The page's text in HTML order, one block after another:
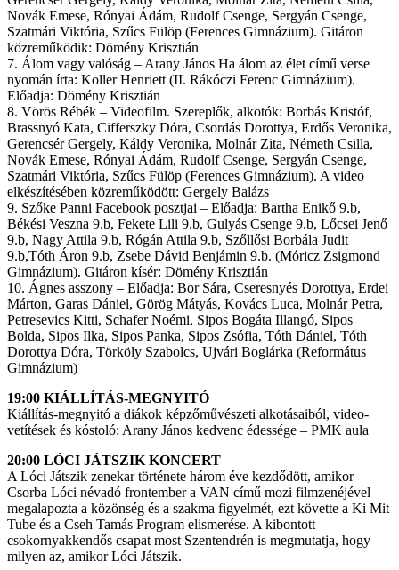
Novák Emese, Rónyai Ádám, Rudolf Csenge, Sergyán Csenge,
Szatmári Viktória, Szűcs Fülöp (Ferences Gimnázium). Gitáron
közreműködik: Dömény Krisztián
7. Álom vagy valóság – Arany János Ha álom az élet című verse
nyomán írta: Koller Henriett (II. Rákóczi Ferenc Gimnázium).
Előadja: Dömény Krisztián
8. Vörös Rébék – Videofilm. Szereplők, alkotók: Borbás Kristóf,
Brassnyó Kata, Cifferszky Dóra, Csordás Dorottya, Erdős Veronika,
Gerencsér Gergely, Káldy Veronika, Molnár Zita, Németh Csilla,
Novák Emese, Rónyai Ádám, Rudolf Csenge, Sergyán Csenge,
Szatmári Viktória, Szűcs Fülöp (Ferences Gimnázium). A video
elkészítésében közreműködött: Gergely Balázs
9. Szőke Panni Facebook posztjai – Előadja: Bartha Enikő 9.b,
Békési Veszna 9.b, Fekete Lili 9.b, Gulyás Csenge 9.b, Lőcsei Jenő
9.b, Nagy Attila 9.b, Rógán Attila 9.b, Szőllősi Borbála Judit
9.b,Tóth Áron 9.b, Zsebe Dávid Benjámin 9.b. (Móricz Zsigmond
Gimnázium). Gitáron kísér: Dömény Krisztián
10. Ágnes asszony – Előadja: Bor Sára, Cseresnyés Dorottya, Erdei
Márton, Garas Dániel, Görög Mátyás, Kovács Luca, Molnár Petra,
Petresevics Kitti, Schafer Noémi, Sipos Bogáta Illangó, Sipos
Bolda, Sipos Ilka, Sipos Panka, Sipos Zsófia, Tóth Dániel, Tóth
Dorottya Dóra, Törköly Szabolcs, Ujvári Boglárka (Református
Gimnázium)
19:00 KIÁLLÍTÁS-MEGNYITÓ
Kiállítás-megnyitó a diákok képzőművészeti alkotásaiból, video-
vetítések és kóstoló: Arany János kedvenc édessége – PMK aula
20:00 LÓCI JÁTSZIK KONCERT
A Lóci Játszik zenekar története három éve kezdődött, amikor
Csorba Lóci névadó frontem­ber a VAN című mozi filmzenéjével
megalapozta a közönség és a szakma figyelmét, ezt követte a Ki Mit
Tube és a Cseh Tamás Program elisme­rése. A kibontott
csokornyakkendős csapat most Szentendrén is megmutatja, hogy
milyen az, amikor Lóci Játszik.